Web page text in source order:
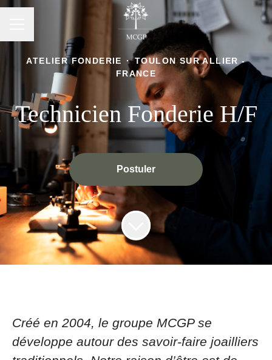
ATELIER FONDERIE · TOULON SUR ALLIER -
FRANCE
Technicien Fonderie H/F
Postuler
Créé en 2004, le groupe MCGP se
développe autour des savoir-faire joailliers